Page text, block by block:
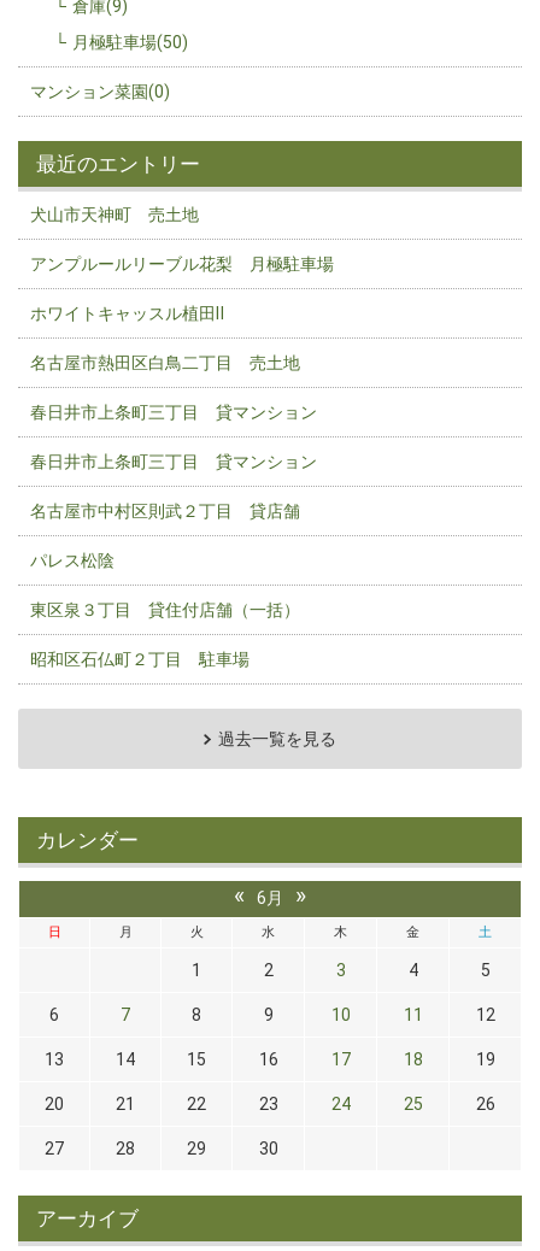
倉庫(9)
月極駐車場(50)
マンション菜園(0)
最近のエントリー
犬山市天神町 売土地
アンプルールリーブル花梨 月極駐車場
ホワイトキャッスル植田Ⅱ
名古屋市熱田区白鳥二丁目 売土地
春日井市上条町三丁目 貸マンション
春日井市上条町三丁目 貸マンション
名古屋市中村区則武２丁目 貸店舗
パレス松陰
東区泉３丁目 貸住付店舗（一括）
昭和区石仏町２丁目 駐車場
過去一覧を見る
カレンダー
« 6月 »
日 月 火 水 木 金 土
1 2 3 4 5
6 7 8 9 10 11 12
13 14 15 16 17 18 19
20 21 22 23 24 25 26
27 28 29 30
アーカイブ